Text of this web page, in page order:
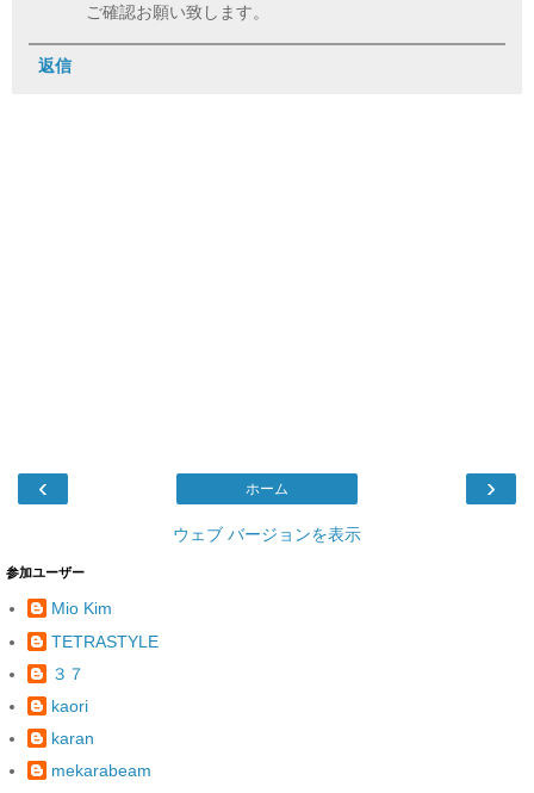
ご確認お願い致します。
返信
‹ ›
ホーム
ウェブ バージョンを表示
参加ユーザー
Mio Kim
TETRASTYLE
３７
kaori
karan
mekarabeam